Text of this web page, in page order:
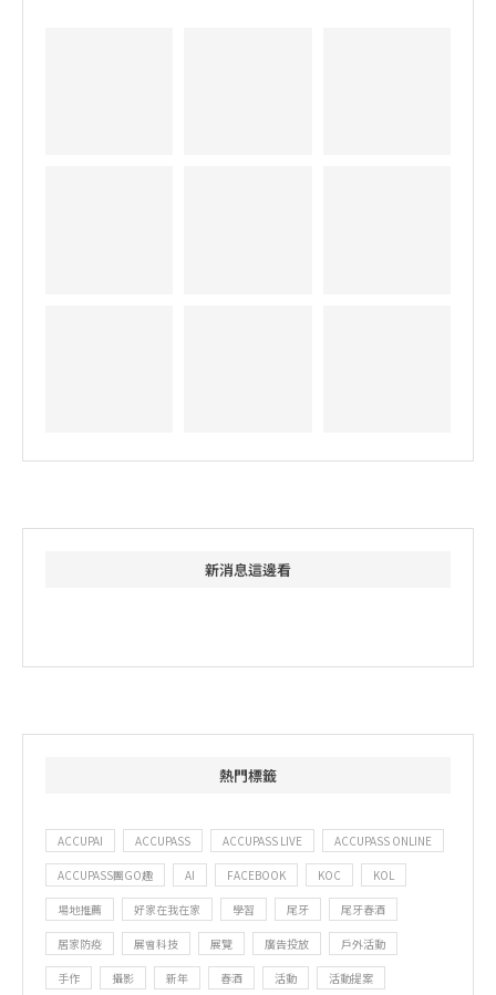
新消息這邊看
熱門標籤
ACCUPAI ACCUPASS ACCUPASS LIVE ACCUPASS ONLINE
ACCUPASS團GO趣 AI FACEBOOK KOC KOL
場地推薦 好家在我在家 學習 尾牙 尾牙春酒
居家防疫 展會科技 展覽 廣告投放 戶外活動
手作 攝影 新年 春酒 活動 活動提案